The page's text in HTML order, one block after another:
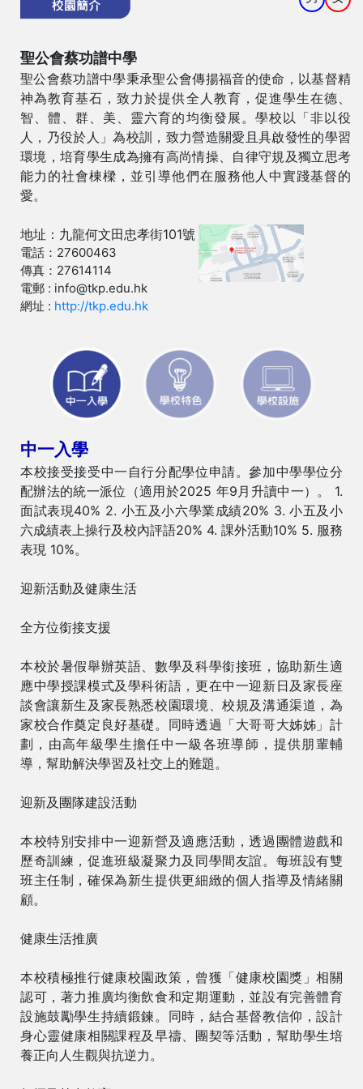
聖公會蔡功譜中學
聖公會蔡功譜中學秉承聖公會傳揚福音的使命，以基督精
神為教育基石，致力於提供全人教育，促進學生在德、
智、體、群、美、靈六育的均衡發展。學校以「非以役
人，乃役於人」為校訓，致力營造關愛且具啟發性的學習
環境，培育學生成為擁有高尚情操、自律守規及獨立思考
能力的社會棟樑，並引導他們在服務他人中實踐基督的
愛。
地址：九龍何文田忠孝街101號
電話：27600463
傳真：27614114
電郵 : info@tkp.edu.hk
網址 : http://tkp.edu.hk
中一入學
本校接受接受中一自行分配學位申請。參加中學學位分
配辦法的統一派位（適用於2025 年9月升讀中一）。 1.
面試表現40% 2. 小五及小六學業成績20% 3. 小五及小
六成績表上操行及校內評語20% 4. 課外活動10% 5. 服務
表現 10%。
迎新活動及健康生活
全方位銜接支援
本校於暑假舉辦英語、數學及科學銜接班，協助新生適
應中學授課模式及學科術語，更在中一迎新日及家長座
談會讓新生及家長熟悉校園環境、校規及溝通渠道，為
家校合作奠定良好基礎。同時透過「大哥哥大姊姊」計
劃，由高年級學生擔任中一級各班導師，提供朋輩輔
導，幫助解決學習及社交上的難題。
迎新及團隊建設活動
本校特別安排中一迎新營及適應活動，透過團體遊戲和
歷奇訓練，促進班級凝聚力及同學間友誼。每班設有雙
班主任制，確保為新生提供更細緻的個人指導及情緒關
顧。
健康生活推廣
本校積極推行健康校園政策，曾獲「健康校園獎」相關
認可，著力推廣均衡飲食和定期運動，並設有完善體育
設施鼓勵學生持續鍛鍊。同時，結合基督教信仰，設計
身心靈健康相關課程及早禱、團契等活動，幫助學生培
養正向人生觀與抗逆力。